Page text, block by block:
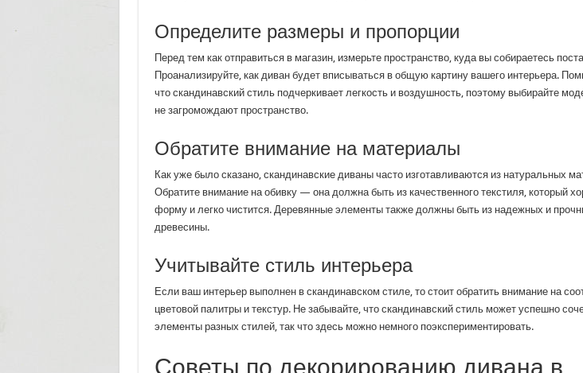
Определите размеры и пропорции
Перед тем как отправиться в магазин, измерьте пространство, куда вы собираетесь
Проанализируйте, как диван будет вписываться в общую картину вашего интерьера.
что скандинавский стиль подчеркивает легкость и воздушность, поэтому выбирайте
не загромождают пространство.
Обратите внимание на материалы
Как уже было сказано, скандинавские диваны часто изготавливаются из натуральных
Обратите внимание на обивку — она должна быть из качественного текстиля, который
форму и легко чистится. Деревянные элементы также должны быть из надежных и
древесины.
Учитывайте стиль интерьера
Если ваш интерьер выполнен в скандинавском стиле, то стоит обратить внимание на
цветовой палитры и текстур. Не забывайте, что скандинавский стиль может успешно
элементы разных стилей, так что здесь можно немного поэкспериментировать.
Советы по декорированию дивана в